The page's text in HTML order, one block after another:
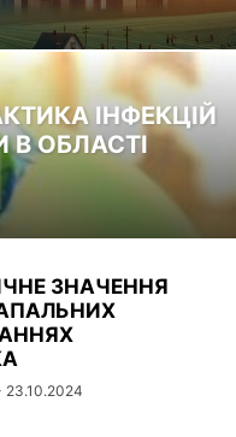
ІНФЕКЦІЙ
В ОБЛАСТІ
ЗНАЧЕННЯ
23.10.2024